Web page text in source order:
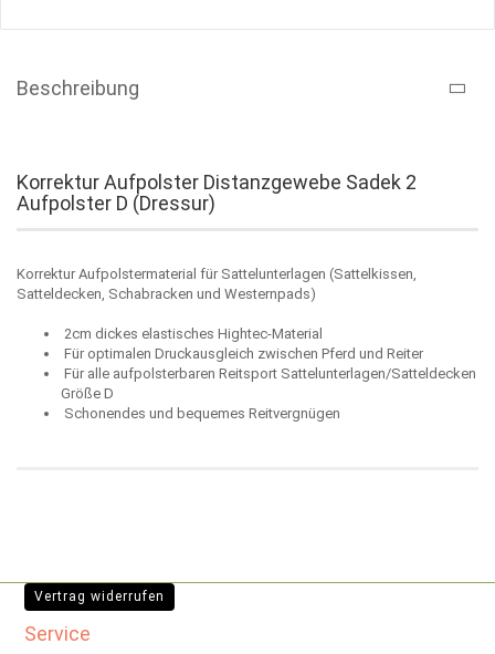
Beschreibung
Korrektur Aufpolster Distanzgewebe Sadek 2
Aufpolster D (Dressur)
Korrektur Aufpolstermaterial für Sattelunterlagen (Sattelkissen,
Satteldecken, Schabracken und Westernpads)
2cm dickes elastisches Hightec-Material
Für optimalen Druckausgleich zwischen Pferd und Reiter
Für alle aufpolsterbaren Reitsport Sattelunterlagen/Satteldecken
Größe D
Schonendes und bequemes Reitvergnügen
Vertrag widerrufen
Service